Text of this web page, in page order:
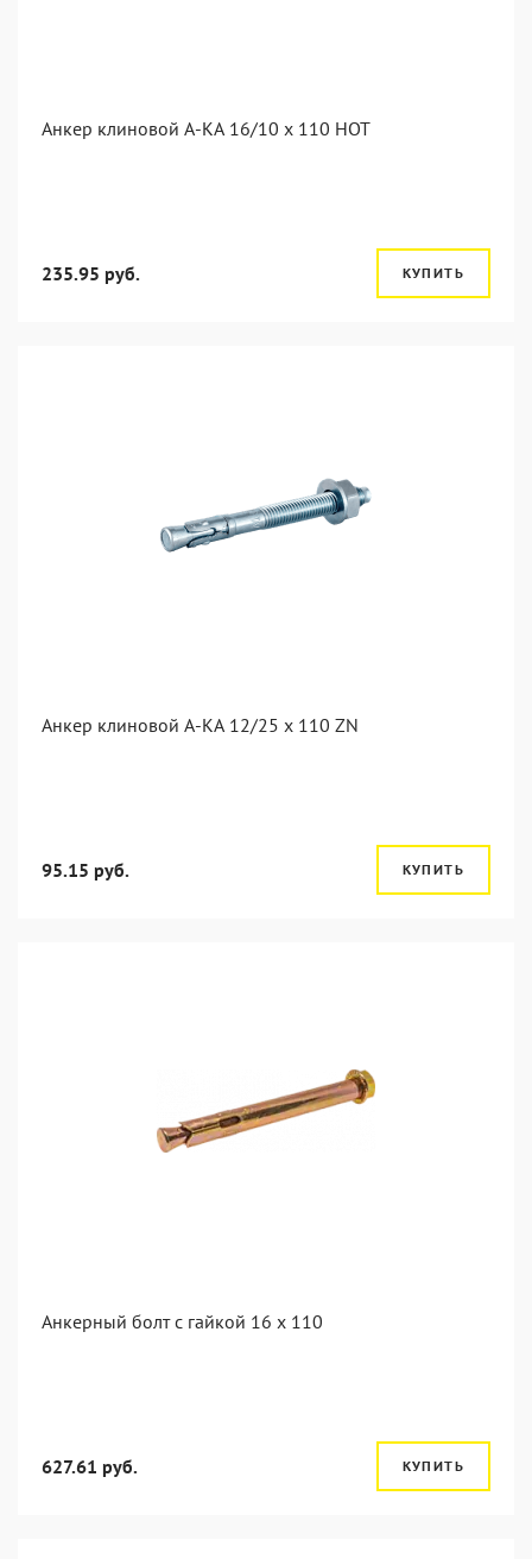
Анкер клиновой А-КА 16/10 x 110 HOT
235.95 руб. КУПИТЬ
Анкер клиновой А-КА 12/25 x 110 ZN
95.15 руб. КУПИТЬ
Анкерный болт с гайкой 16 x 110
627.61 руб. КУПИТЬ